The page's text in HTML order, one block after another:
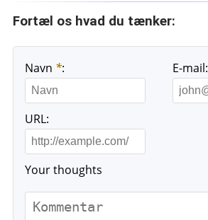
Fortæl os hvad du tænker:
Navn *: E-mail:
URL:
Your thoughts